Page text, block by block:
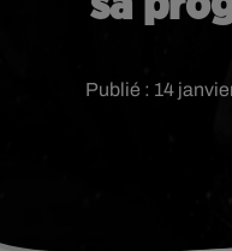
Publié : 14